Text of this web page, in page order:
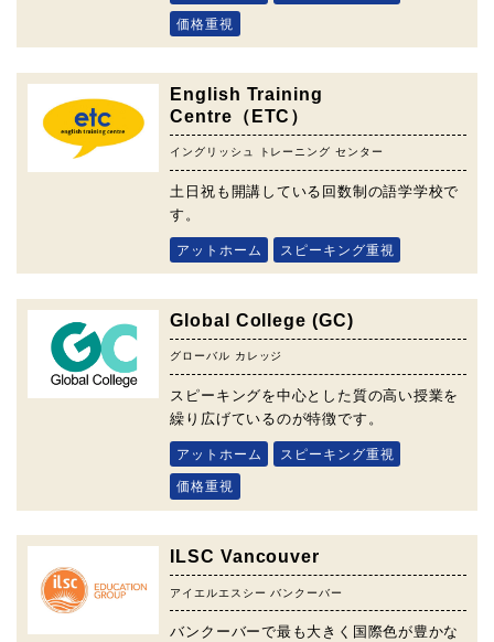
価格重視
English Training
Centre（ETC）
イングリッシュ トレーニング センター
土日祝も開講している回数制の語学学校で
す。
アットホーム スピーキング重視
Global College (GC)
グローバル カレッジ
スピーキングを中心とした質の高い授業を
繰り広げているのが特徴です。
アットホーム スピーキング重視
価格重視
ILSC Vancouver
アイエルエスシー バンクーバー
バンクーバーで最も大きく国際色が豊かな